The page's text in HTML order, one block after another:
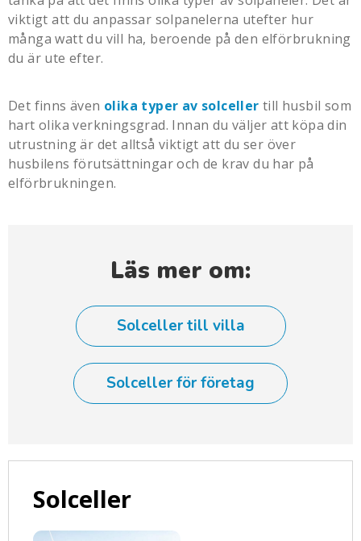
viktigt att du anpassar solpanelerna utefter hur
många watt du vill ha, beroende på den elförbrukning
du är ute efter.
Det finns även olika typer av solceller till husbil som
hart olika verkningsgrad. Innan du väljer att köpa din
utrustning är det alltså viktigt att du ser över
husbilens förutsättningar och de krav du har på
elförbrukningen.
Läs mer om:
Solceller till villa
Solceller för företag
Solceller